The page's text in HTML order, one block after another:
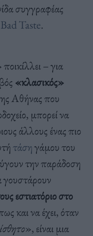
συγγραφέας
Bad Taste.
– για
«κλασικός»
Αθήνας που
μπορεί να
άλλους ένας πιο
τάσηγάμου του
την παράδοση
γουστάρουν
εστιατόριο στο
και να έχει, όταν
», είναι μια